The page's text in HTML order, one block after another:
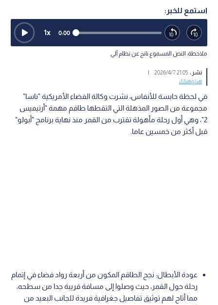
استمع للخبر:
0:00
1x
ملاحظة: النص المسموع ناتج عن نظام آلي
نشر :21:05 2026/4/7
هنا وهناك
في لحظة حابسة للأنفاس، نشرت وكالة الفضاء الأمريكية "ناسا"
مجموعة من الصور المذهلة التي التقطها طاقم مهمة "أرتيميس
2"، وهي أول رحلة مأهولة تقترب من القمر منذ نهاية برنامج "أبولو"
قبل أكثر من خمسين عاما.
عودة الأبطال: نجح الطاقم المكون من أربعة رواد فضاء في إتمام
رحلة حول القمر، حيث وصلوا إلى مسافة قريبة جدا من سطحه،
مما أتاح لهم توثيق تفاصيل جغرافية فريدة للجانب البعيد من